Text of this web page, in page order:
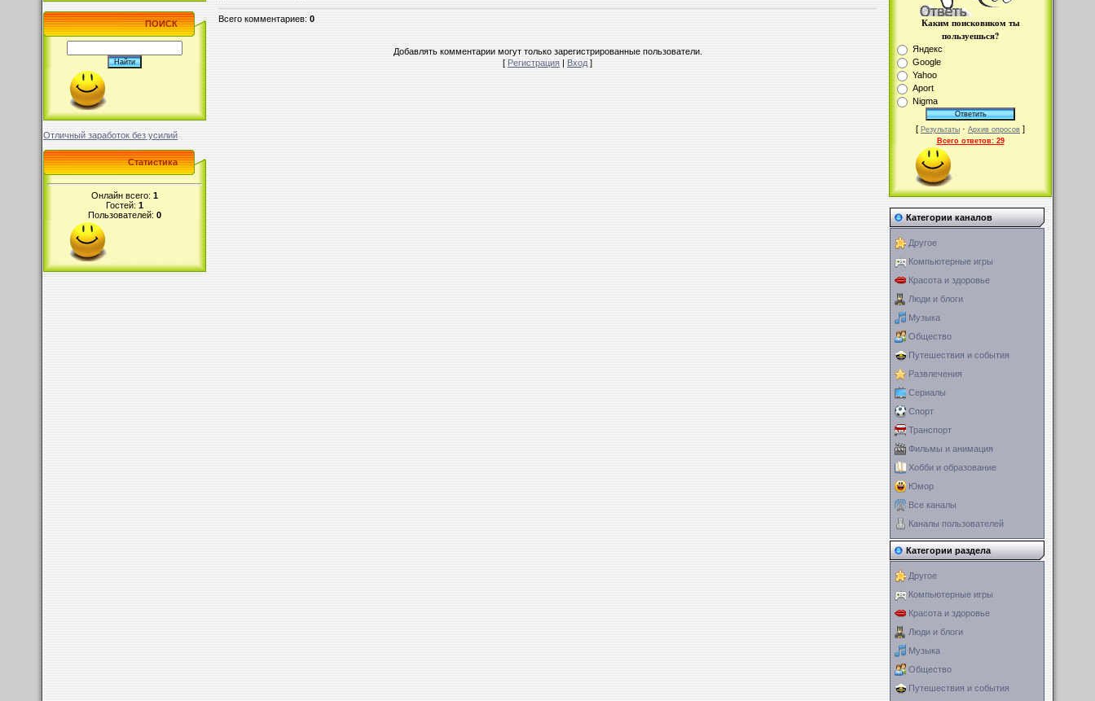
ПОИСК
Отличный заработок без усилий
Статистика
Онлайн всего: 1
Гостей: 1
Пользователей: 0
Всего комментариев:0
Добавлять комментарии могут только зарегистрированные пользователи.
[Регистрация|Вход]
Каким поисковиком ты
пользуешься?
Яндекс
Google
Yahoo
Aport
Nigma
[ Результаты · Архив опросов ]
Всего ответов: 29
Категории каналов
Другое
Компьютерные игры
Красота и здоровье
Люди и блоги
Музыка
Общество
Путешествия и события
Развлечения
Сериалы
Спорт
Транспорт
Фильмы и анимация
Хобби и образование
Юмор
Все каналы
Каналы пользователей
Категории раздела
Другое
Компьютерные игры
Красота и здоровье
Люди и блоги
Музыка
Общество
Путешествия и события